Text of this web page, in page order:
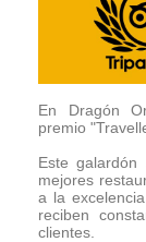
En Dragón
premio
Este
mejores
a la
reciben
clientes.